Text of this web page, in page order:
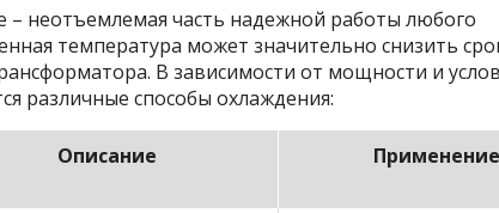
– неотъемлемая часть надежной работы любого
температура может значительно снизить
В зависимости от мощности и
различные способы охлаждения:
Описание Применение